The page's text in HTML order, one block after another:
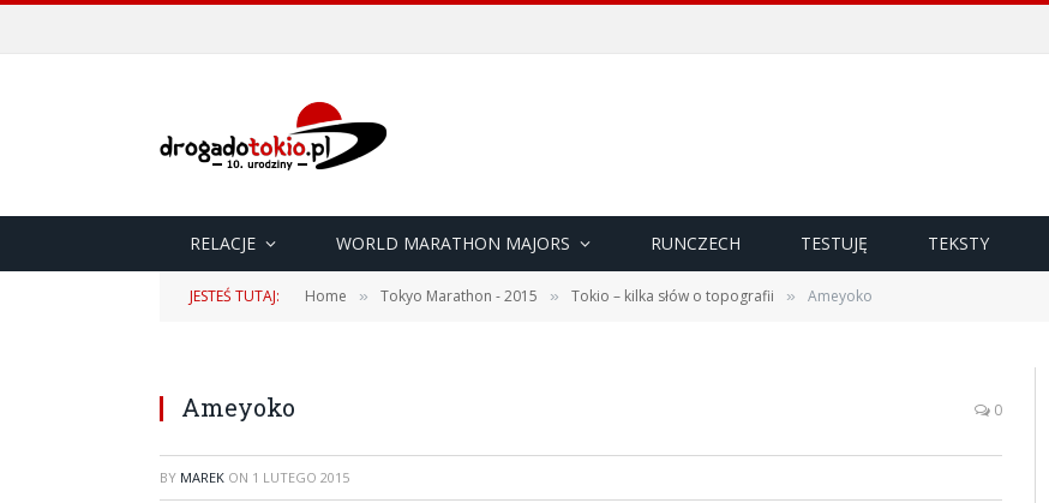
RELACJE WORLD MARATHON MAJORS RUNCZECH TESTUJĘ TEKSTY
JESTEŚ TUTAJ: Home » Tokyo Marathon - 2015 » Tokio – kilka słów o topografii » Ameyoko
Ameyoko 0
BY MAREK ON 1 LUTEGO 2015